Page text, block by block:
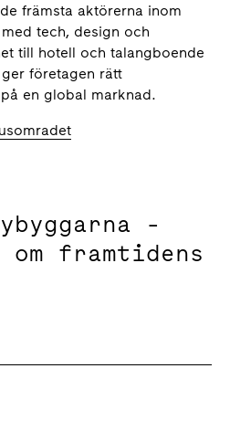
främsta aktörerna inom
tech, design och
till hotell och talangboende
företagen rätt
en global marknad.
-
framtidens